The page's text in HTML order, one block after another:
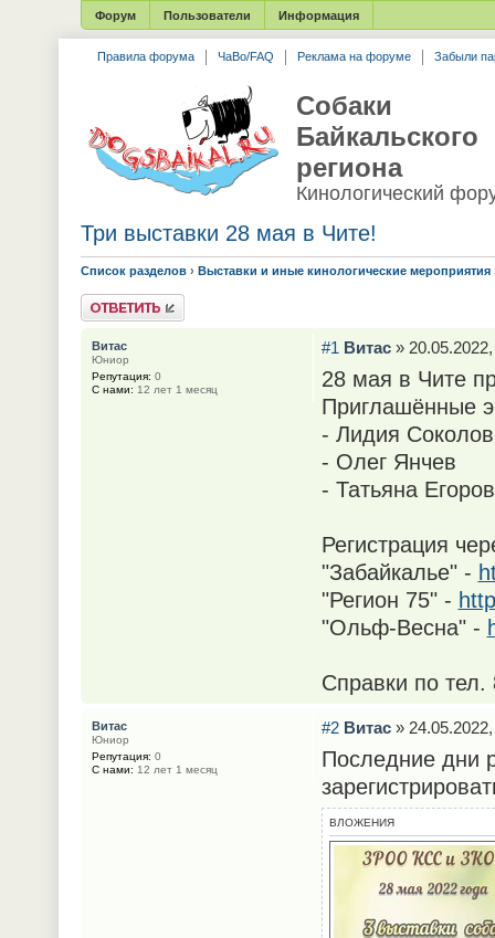
Форум Пользователи Информация
Правила форума ЧаВо/FAQ Реклама на форуме Забыли
Собаки
Байкальского
региона
Кинологический
Три выставки 28 мая в Чите!
Список разделов › Выставки и иные кинологические мероприятия
Ответить
#1 Витас» 20.05.2022,
28 мая в Чите
Приглашённые
- Лидия
- Олег Янчев
- Татьяна
Регистрация
"Забайкалье" -
"Регион 75" -
"Ольф-Весна" -
Справки по тел.
Витас
Юниор
Репутация: 0
С нами: 12 лет 1 месяц
#2 Витас» 24.05.2022,
Последние дни
ВЛОЖЕНИЯ
Витас
Юниор
Репутация: 0
С нами: 12 лет 1 месяц